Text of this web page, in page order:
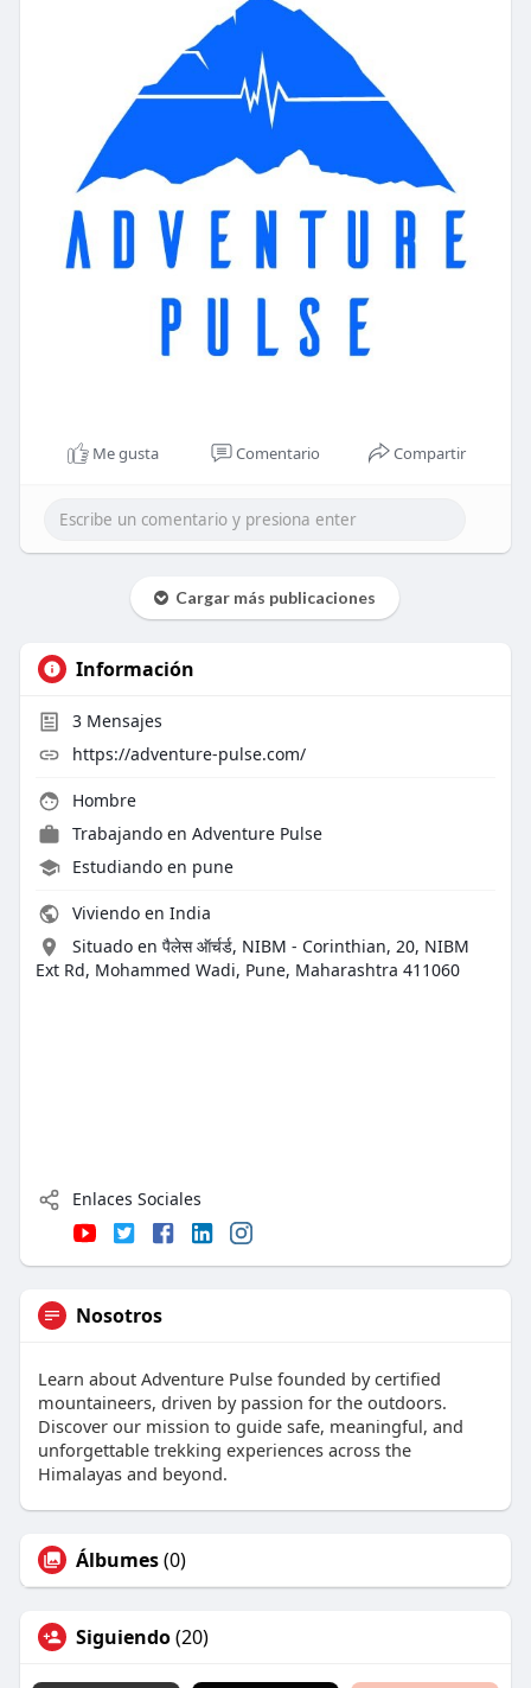
Me gusta Comentario Compartir
Cargar más publicaciones
Información
3Mensajes
https://adventure-pulse.com/
Hombre
Trabajando en Adventure Pulse
Estudiando en pune
Viviendo en India
Situado en पैलेस ऑर्चर्ड, NIBM - Corinthian, 20, NIBM
Ext Rd, Mohammed Wadi, Pune, Maharashtra 411060
Enlaces Sociales
Nosotros
Learn about Adventure Pulse founded by certified
mountaineers, driven by passion for the outdoors.
Discover our mission to guide safe, meaningful, and
unforgettable trekking experiences across the
Himalayas and beyond.
Álbumes(0)
Siguiendo(20)